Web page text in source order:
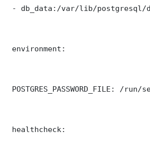
- db_data:/var/lib/postgresql/
environment:
POSTGRES_PASSWORD_FILE: /
healthcheck: